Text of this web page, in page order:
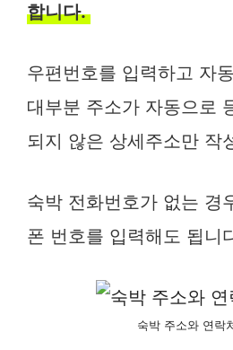
합니다.
우편번호를 입력하고 자
대부분 주소가 자동으로
되지 않은 상세주소만 작
숙박 전화번호가 없는 경
폰 번호를 입력해도 됩니
숙박 주소와 연락